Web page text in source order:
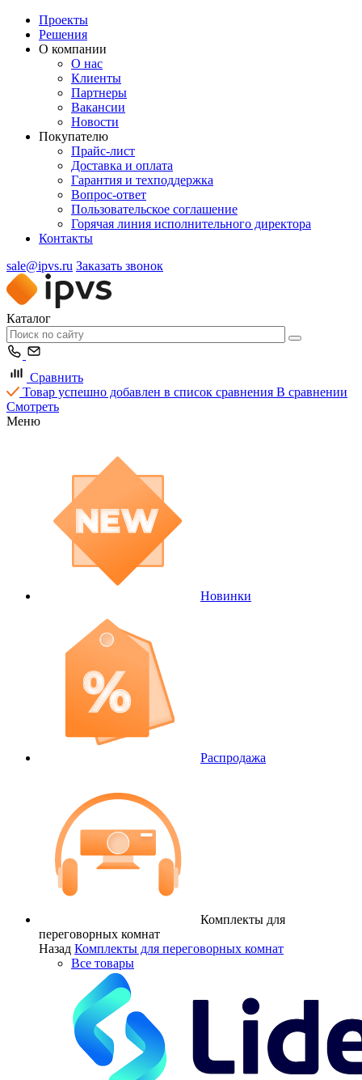
Проекты
Решения
О компании
О нас
Клиенты
Партнеры
Вакансии
Новости
Покупателю
Прайс-лист
Доставка и оплата
Гарантия и техподдержка
Вопрос-ответ
Пользовательское соглашение
Горячая линия исполнительного директора
Контакты
sale@ipvs.ru Заказать звонок
Каталог
Сравнить
Товар успешно добавлен в список сравнения В сравнении
Смотреть
Меню
Новинки
Распродажа
Комплекты для
переговорных комнат
Назад Комплекты для переговорных комнат
Все товары